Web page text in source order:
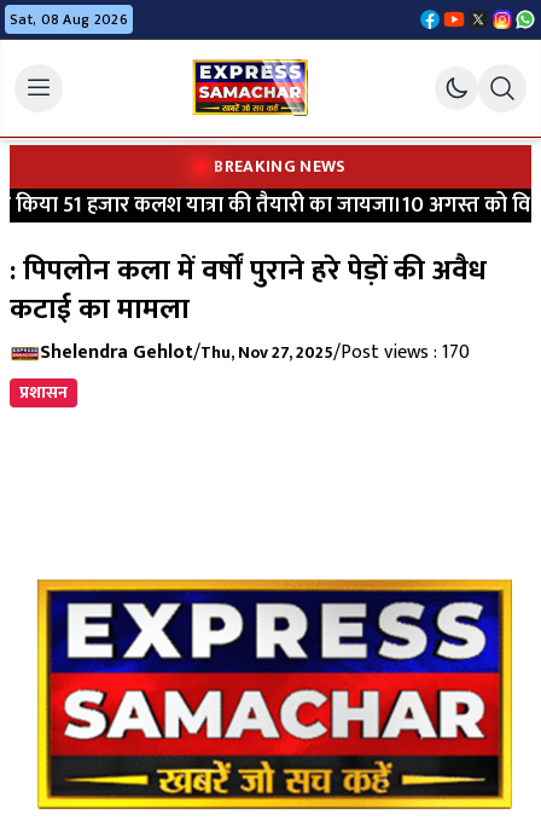
Sat, 08 Aug 2026
BREAKING NEWS
51 हजार कलश यात्रा की तैयारी का जायजा।10 अगस्त को
: पिपलोन कला में वर्षों पुराने हरे पेड़ों की अवैध
कटाई का मामला
Shelendra Gehlot/Thu, Nov 27, 2025/Post views : 170
प्रशासन